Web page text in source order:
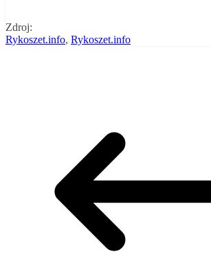
Zdroj:
Rykoszet.info, Rykoszet.info